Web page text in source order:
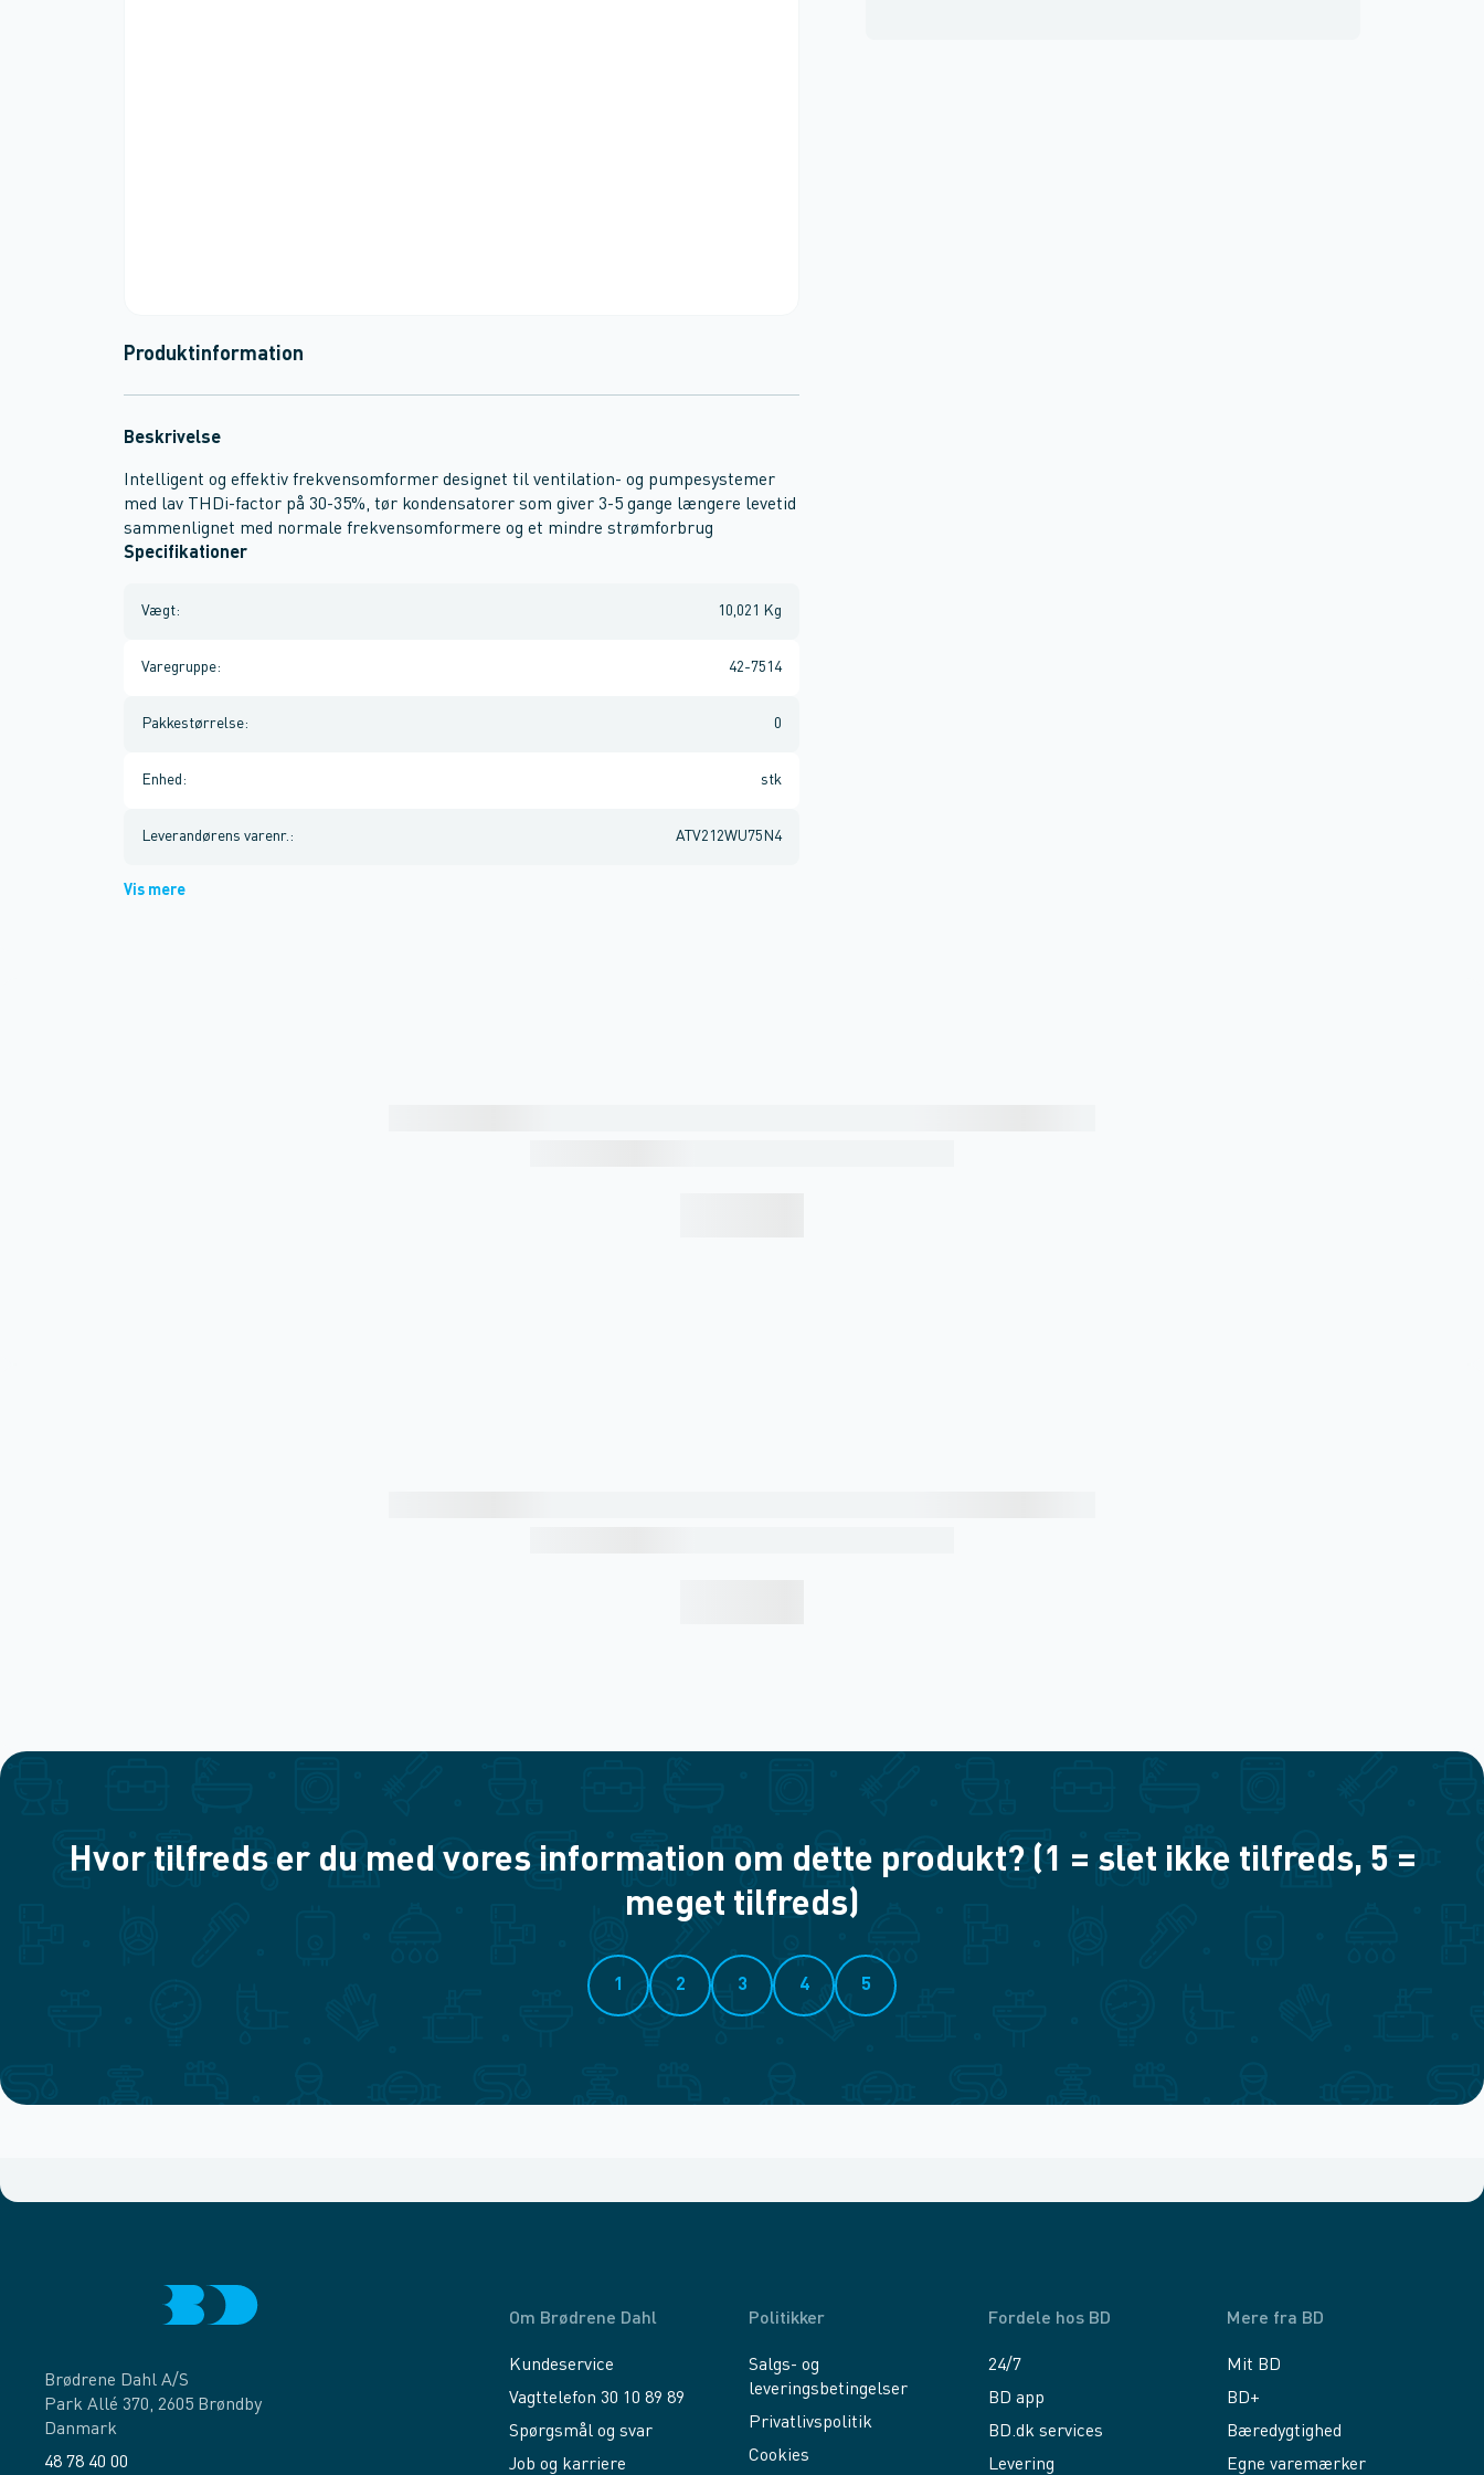
Produktinformation
Beskrivelse
Intelligent og effektiv frekvensomformer designet til ventilation- og pumpesystemer
med lav THDi-factor på 30-35%, tør kondensatorer som giver 3-5 gange længere levetid
sammenlignet med normale frekvensomformere og et mindre strømforbrug
Specifikationer
Vægt: 10,021 Kg
Varegruppe: 42-7514
Pakkestørrelse: 0
Enhed : stk
Leverandørens varenr. : ATV212WU75N4
Vis mere
Hvor tilfreds er du med vores information om dette produkt? (1 = slet ikke tilfreds, 5 =
meget tilfreds)
1 2 3 4 5
Brødrene Dahl A/S
Park Allé 370, 2605 Brøndby
Danmark
48 78 40 00
Om Brødrene Dahl
Kundeservice
Vagttelefon 30 10 89 89
Spørgsmål og svar
Job og karriere
Politikker
Salgs- og
leveringsbetingelser
Privatlivspolitik
Cookies
Fordele hos BD
24/7
BD app
BD.dk services
Levering
Mere fra BD
Mit BD
BD+
Bæredygtighed
Egne varemærker